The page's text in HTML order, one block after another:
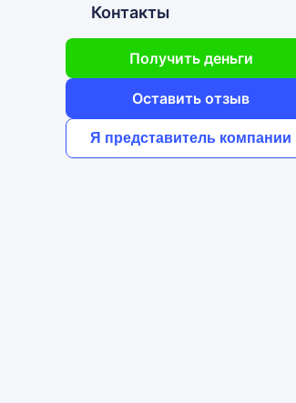
Контакты
Получить деньги
Оставить отзыв
Я представитель компании